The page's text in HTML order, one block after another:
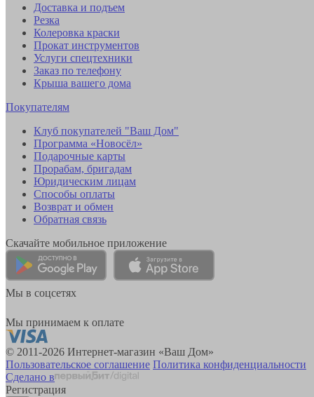
Доставка и подъем
Резка
Колеровка краски
Прокат инструментов
Услуги спецтехники
Заказ по телефону
Крыша вашего дома
Покупателям
Клуб покупателей "Ваш Дом"
Программа «Новосёл»
Подарочные карты
Прорабам, бригадам
Юридическим лицам
Способы оплаты
Возврат и обмен
Обратная связь
Скачайте мобильное приложение
Мы в соцсетях
Мы принимаем к оплате
© 2011-2026 Интернет-магазин «Ваш Дом»
Пользовательское соглашение Политика конфиденциальности
Сделано в
Регистрация